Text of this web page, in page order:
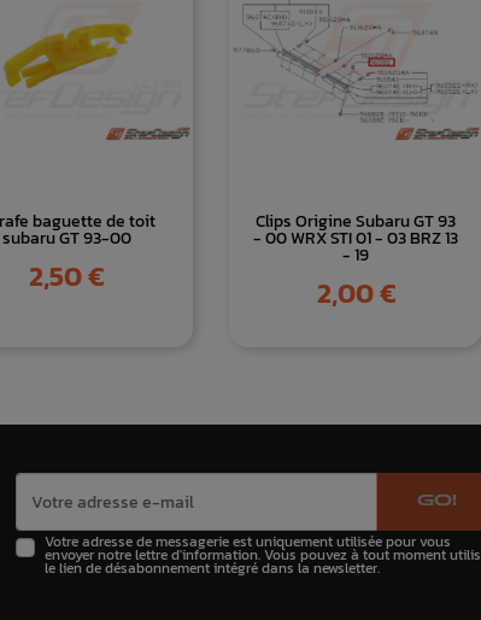
baguette de toit
subaru GT 93-00
Prix
2,50 €
Clips Origine Subaru GT 93
- 00 WRX STI 01 - 03 BRZ 13
- 19
Prix
2,00 €
GO!
Votre adresse de messagerie est uniquement utilisée pour vous
envoyer notre lettre d'information. Vous pouvez à tout moment
le lien de désabonnement intégré dans la newsletter.